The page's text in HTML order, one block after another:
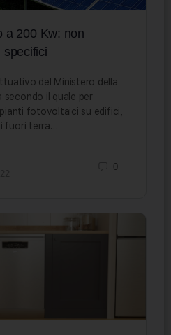
a 200 Kw: non
specifici
del Ministero della
secondo il quale per
fotovoltaici su edifici,
fuori terra…
0